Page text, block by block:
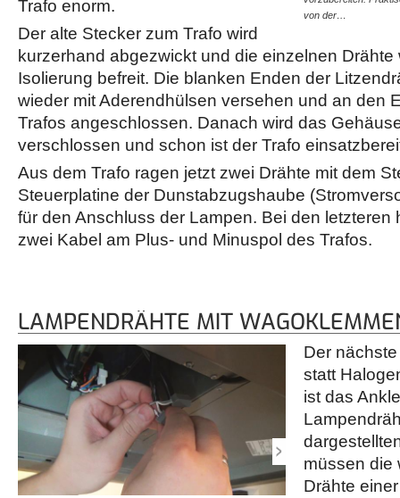
von der…
Trafo enorm.
Der alte Stecker zum Trafo wird
kurzerhand abgezwickt und die einzelnen Drähte
Isolierung befreit. Die blanken Enden der
wieder mit Aderendhülsen versehen und an den
Trafos angeschlossen. Danach wird das
verschlossen und schon ist der Trafo
Aus dem Trafo ragen jetzt zwei Drähte mit dem
Steuerplatine der Dunstabzugshaube
für den Anschluss der Lampen. Bei den letzteren
zwei Kabel am Plus- und Minuspol des Trafos.
LAMPENDRÄHTE MIT
Der
statt
ist das
müssen die
Drähte